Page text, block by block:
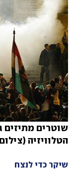
שוטרים מתיזים
הטלוויזיה
שיקר כדי לנצח